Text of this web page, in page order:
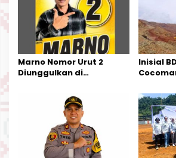
Kecamatan Petbar
Marno Nomor Urut 2
Diunggulkan di
Kesederhanaannya Jadi
Harapan Warga
Inisial
Tata